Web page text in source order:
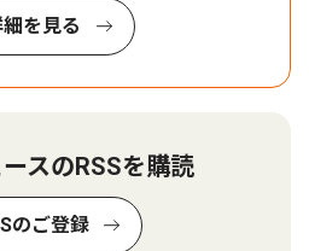
を見る
スのRSSを購読
のご登録